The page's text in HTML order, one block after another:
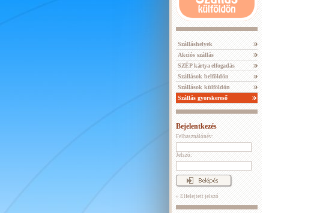
Szálláshelyek
Akciós szállás
SZÉP kártya elfogadás
Szállások belföldön
Szállások külföldön
Szállás gyorskereső
Bejelentkezés
Felhasználónév:
Jelszó:
» Elfelejtett jelszó